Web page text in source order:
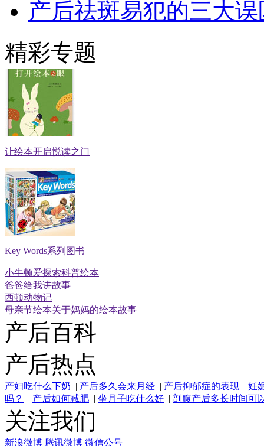
产后祛斑易犯的三大误
精彩专题
让绘本开启悦读之门
Key Words系列图书
小牛顿爱探索科普绘本
爸爸给我讲故事
西顿动物记
母亲节绘本关于妈妈的绘本故事
产后百科
产后热点
产妇吃什么下奶 | 产后多久会来月经 | 产后抑郁症的表现 | 妊
吗？
| 产后如何减肥 | 坐月子吃什么好 | 剖腹产后多长时间可
关注我们
新浪微博 腾讯微博 微信公号